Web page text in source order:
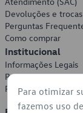
Devoluções e trocas
Perguntas
Como comprar
Institucional
Informações Legais
Política de
Política de Cookies
Para otimizar
fazemos uso